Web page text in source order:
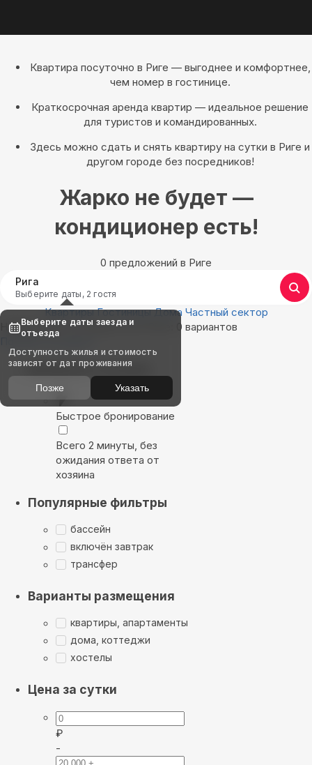
Квартира посуточно в Риге — выгоднее и комфортнее,
чем номер в гостинице.
Краткосрочная аренда квартир — идеальное решение
для туристов и командированных.
Здесь можно сдать и снять квартиру на сутки в Риге и
другом городе без посредников!
Жарко не будет —
кондиционер есть!
0 предложений в Риге
Рига
Выберите даты, 2 гостя
Квартиры Гостиницы Дома Частный сектор
Найдём, где остановиться в Риге: 0 вариантов
Показать на карте
Выбирайте лучшее
Быстрое бронирование
Всего 2 минуты, без
ожидания ответа от
хозяина
Популярные фильтры
бассейн
включён завтрак
трансфер
Варианты размещения
квартиры, апартаменты
дома, коттеджи
хостелы
Цена за сутки
₽
-
Выберите даты заезда и
отъезда
Доступность жилья и стоимость
зависят от дат проживания
Позже Указать